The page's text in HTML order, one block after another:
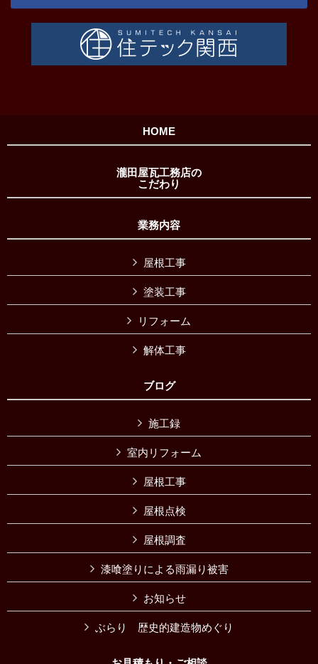
HOME
瀧田屋瓦工務店の
こだわり
業務内容
屋根工事
塗装工事
リフォーム
解体工事
ブログ
施工録
室内リフォーム
屋根工事
屋根点検
屋根調査
漆喰塗りによる雨漏り被害
お知らせ
ぶらり 歴史的建造物めぐり